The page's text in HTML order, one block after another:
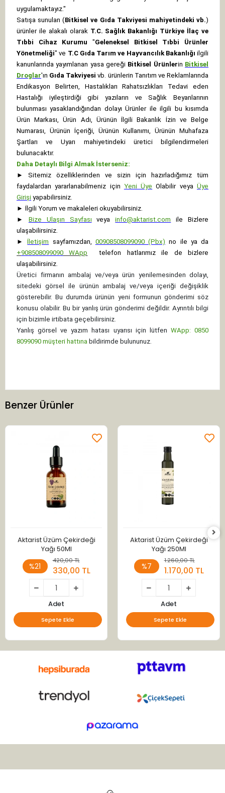
uygulamaktayız."
Satışa sunulan (Bitkisel ve Gıda Takviyesi mahiyetindeki vb.)
ürünler ile alakalı olarak T.C. Sağlık Bakanlığı Türkiye İlaç ve
Tıbbi Cihaz Kurumu "Geleneksel Bitkisel Tıbbi Ürünler
Yönetmeliği" ve T.C Gıda Tarım ve Hayvancılık Bakanlığı ilgili
kanunlarında yayımlanan yasa gereği Bitkisel Ürünlerin Bitkisel
Droglar'ın Gıda Takviyesi vb. ürünlerin Tanıtım ve Reklamlarında
Endikasyon Belirten, Hastalıkları Rahatsızlıkları Tedavi eden
Hastalığı iyileştirdiği gibi yazıların ve Sağlık Beyanlarının
bulunması yasaklandığından dolayı Ürünler ile ilgili bu kısımda
Ürün Markası, Ürün Adı, Ürünün İlgili Bakanlık İzin ve Belge
Numarası, Ürünün İçeriği, Ürünün Kullanımı, Ürünün Muhafaza
Şartları ve Uyarı mahiyetindeki üretici bilgilendirmeleri
bulunacaktır.
Daha Detaylı Bilgi Almak İsterseniz:
►
Sitemiz özelliklerinden ve sizin için hazırladığımız tüm
faydalardan yararlanabilmeniz için Yeni Üye Olabilir veyaÜye
Girişi yapabilirsiniz.
► İlgili Yorum ve makaleleri okuyabilirsiniz.
►
Bize Ulaşın Sayfası veya info@aktarist.com
ile Bizlere
ulaşabilirsiniz.
►
İletişim sayfamızdan, 00908508099090 (Pbx) no ile ya da
+908508099090 WApp
telefon hatlarımız ile de bizlere
ulaşabilirsiniz.
Üretici firmanın ambalaj ve/veya ürün yenilemesinden dolayı,
sitedeki görsel ile ürünün ambalaj ve/veya içeriği değişiklik
gösterebilir. Bu durumda ürünün yeni formunun gönderimi söz
konusu olabilir. Bu bir yanlış ürün gönderimi değildir. Ayrıntılı bilgi
için bizimle irtibata geçebilirsiniz.
Yanlış görsel ve yazım hatası uyarısı için lütfen WApp: 0850
8099090 müşteri hattına bildirimde bulununuz.
Benzer Ürünler
Aktarist Üzüm Çekirdeği
Yağı 50Ml
%21
420,00 TL
330,00 TL
Adet
Sepete Ekle
Aktarist Üzüm Çekirdeği
Yağı 250Ml
%7
1.260,00 TL
1.170,00 TL
Adet
Sepete Ekle